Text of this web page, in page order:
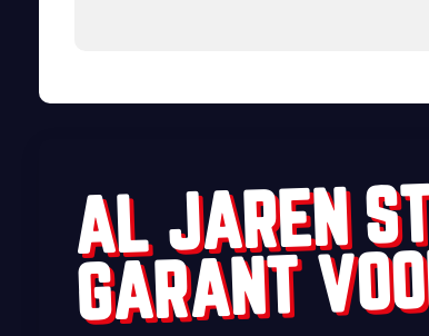
AL JAREN
GARANT